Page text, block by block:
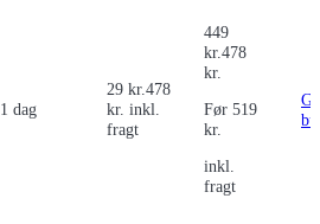
1 dag
29 kr. 478
kr. inkl.
fragt
449
kr. 478
kr.
Før 519
kr.
inkl.
fragt